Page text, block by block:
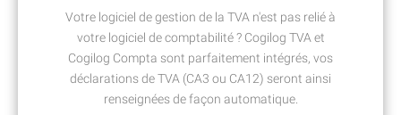
Votre logiciel de gestion de la TVA n'est pas relié à
votre logiciel de comptabilité ? Cogilog TVA et
Cogilog Compta sont parfaitement intégrés, vos
déclarations de TVA (CA3 ou CA12) seront ainsi
renseignées de façon automatique.